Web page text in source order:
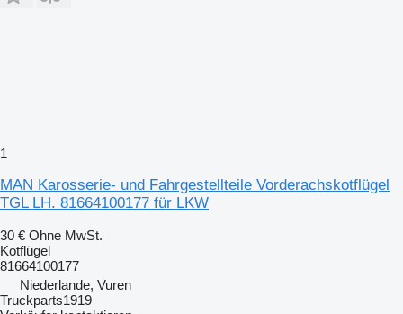
1
MAN Karosserie- und Fahrgestellteile Vorderachskotflügel
TGL LH. 81664100177 für LKW
30 € Ohne MwSt.
Kotflügel
81664100177
Niederlande, Vuren
Truckparts1919